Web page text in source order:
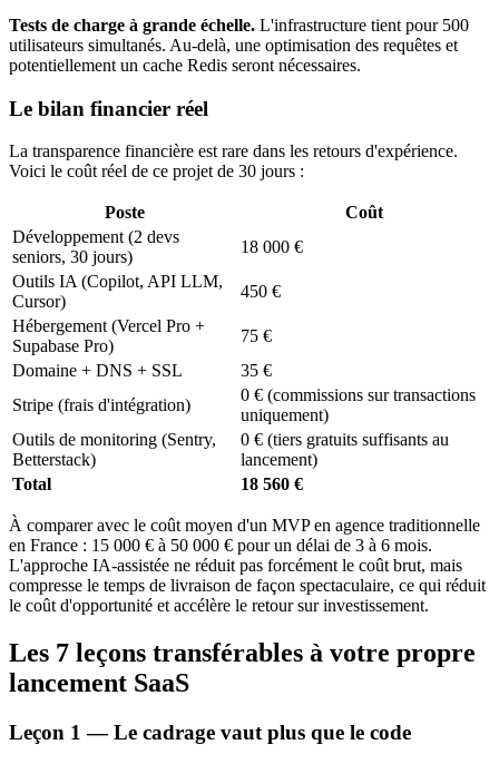
Tests de charge à grande échelle. L'infrastructure tient pour 500
utilisateurs simultanés. Au-delà, une optimisation des requêtes et
potentiellement un cache Redis seront nécessaires.
Le bilan financier réel
La transparence financière est rare dans les retours d'expérience.
Voici le coût réel de ce projet de 30 jours :
Poste
Coût
Développement (2 devs
seniors, 30 jours)
18 000 €
Outils IA (Copilot, API LLM,
Cursor)
450 €
Hébergement (Vercel Pro +
Supabase Pro)
75 €
Domaine + DNS + SSL
35 €
Stripe (frais d'intégration)
0 € (commissions sur transactions
uniquement)
Outils de monitoring (Sentry,
Betterstack)
0 € (tiers gratuits suffisants au
lancement)
Total
18 560 €
À comparer avec le coût moyen d'un MVP en agence traditionnelle
en France : 15 000 € à 50 000 € pour un délai de 3 à 6 mois.
L'approche IA-assistée ne réduit pas forcément le coût brut, mais
compresse le temps de livraison de façon spectaculaire, ce qui réduit
le coût d'opportunité et accélère le retour sur investissement.
Les 7 leçons transférables à votre propre
lancement SaaS
Leçon 1 — Le cadrage vaut plus que le code